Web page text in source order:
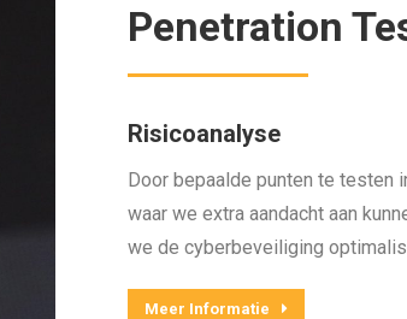
Penetration
Risicoanalyse
Door bepaalde punten te testen
waar we extra aandacht aan
we de cyberbeveiliging
Meer Informatie